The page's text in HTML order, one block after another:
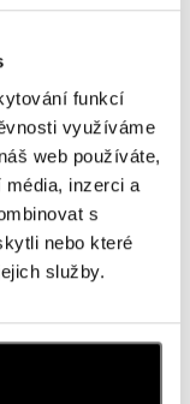
funkcí
využíváme
web používáte,
inzerci a
s
nebo které
služby.